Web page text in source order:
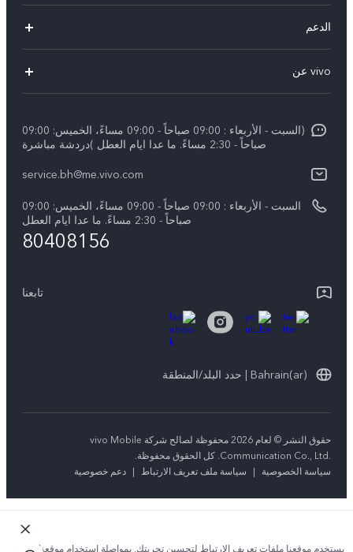
X200 FE (New)
V50 Lite 5G
V50 5G
الدعم
Funtouch OS
بيان الخصوصية بشأن خدمة العملاء
vivo عن
نبذة عنا
مركز الخصوصية لدى vivo
(السبت - الأربعاء : 09:00 صباحاً - 09:00 مساءً، الخميس: 09:00
صباحاً - 2:30 مساءً. ما عدا ايام العطل )دردشة مباشرة
service.bh@me.vivo.com
السبت - الأربعاء : 09:00 صباحاً - 09:00 مساءً، الخميس: 09:00
صباحاً - 2:30 مساءً. ما عدا ايام العطل
80408156
تابعنا
Bahrain(ar) | حدد البلد/المنطقة
حقوق النشر © لعام 2026 محفوظة لصالح شركة vivo Mobile
Communication Co., Ltd.‎. كل الحقوق محفوظة.
سياسة الخصوصية
| سياسة ملف تعريف الارتباط | دعم خصوصية
يستخدم موقعنا ملفات تعريف الارتباط لتحسين تجربتك. بمواصلة استخدام موقعنا؛